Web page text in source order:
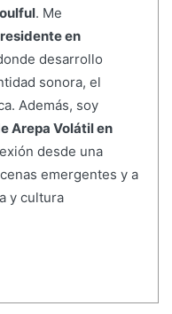
. Me
en
desarrollo
sonora, el
Además, soy
Arepa Volátil en
desde una
emergentes y a
y cultura